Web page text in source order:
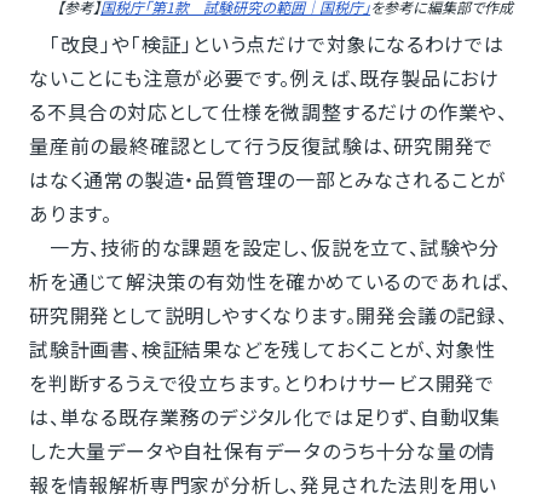
【参考】国税庁「第1款 試験研究の範囲｜国税庁」を参考に編集部で作成
「改良」や「検証」という点だけで対象になるわけでは
ないことにも注意が必要です。例えば、既存製品におけ
る不具合の対応として仕様を微調整するだけの作業や、
量産前の最終確認として行う反復試験は、研究開発で
はなく通常の製造・品質管理の一部とみなされることが
あります。
一方、技術的な課題を設定し、仮説を立て、試験や分
析を通じて解決策の有効性を確かめているのであれば、
研究開発として説明しやすくなります。開発会議の記録、
試験計画書、検証結果などを残しておくことが、対象性
を判断するうえで役立ちます。とりわけサービス開発で
は、単なる既存業務のデジタル化では足りず、自動収集
した大量データや自社保有データのうち十分な量の情
報を情報解析専門家が分析し、発見された法則を用い